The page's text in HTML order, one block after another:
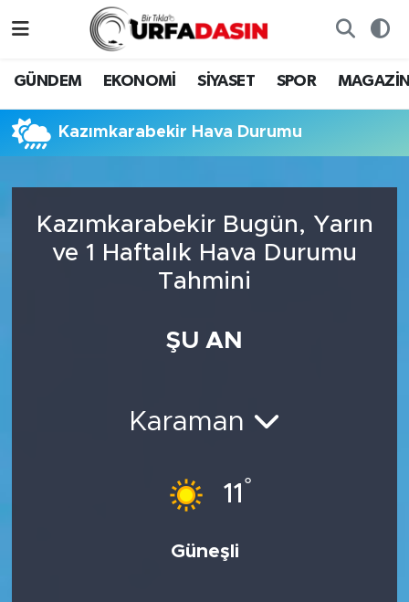
GÜNDEM EKONOMİ SİYASET SPOR
Kazımkarabekir Hava Durumu
Kazımkarabekir Bugün, Yarın
ve 1 Haftalık Hava Durumu
Tahmini
ŞU AN
Karaman
11 °
Güneşli
MAGAZİN
Nöbetçi Eczaneler
Süper Lig Puan Durumu ve Fikstür
Son Dakika Haberleri